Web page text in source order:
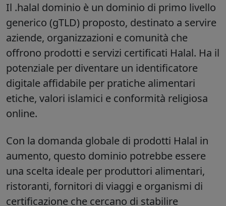
Il .halal dominio è un dominio di primo livello
generico (gTLD) proposto, destinato a servire
aziende, organizzazioni e comunità che
offrono prodotti e servizi certificati Halal. Ha il
potenziale per diventare un identificatore
digitale affidabile per pratiche alimentari
etiche, valori islamici e conformità religiosa
online.
Con la domanda globale di prodotti Halal in
aumento, questo dominio potrebbe essere
una scelta ideale per produttori alimentari,
ristoranti, fornitori di viaggi e organismi di
certificazione che cercano di stabilire